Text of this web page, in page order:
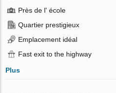
Près de l' école
Quartier prestigieux
Emplacement idéal
Fast exit to the highway
Plus